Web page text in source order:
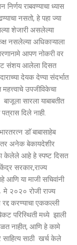
राबवण्याचा ध्यास
नसतो, हे पहा ज्या
शेजारी असलेल्या
नसलेल्या अधिकाऱ्याला
आपण नोकरी वर
संशय आलेला दिसत
देयक देण्या संदर्भात
उपजीविकेचा
बाजूला सारला याबाबतीत
दिले नाही.
डाॅ बाबासाहेब
अनेक बेकायदेशीर
केलेले आहे हे स्पष्ट दिसत
सरकार,राज्य
आणि या माजी सचिवांनी
मे २०२० रोजी राज्य
करण्याचा एककल्ली
परिस्थिती मध्ये झाली
नाहीत, आणि हे कामे
साहित्य साठी खर्च केले